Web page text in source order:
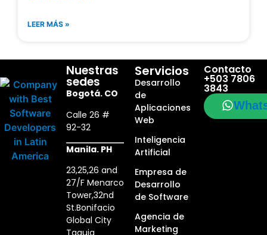
LEER MÁS »
Nuestras
sedes
Bogotá. CO
Calle 26 #
92-32
Manila. PH
23,25,26 and
27/F Menarco
Tower,32nd
St.Bonifacio
Global City
Servicios
Desarrollo
de
Aplicaciones
Web
Inteligencia
Artificial
Empresa de
Desarrollo
de Software
Agencia de
Marketing
Contacto
+503 7806
3843